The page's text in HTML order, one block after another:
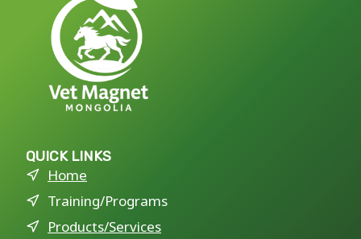
QUICK LINKS
Home
Training/Programs
Products/Services